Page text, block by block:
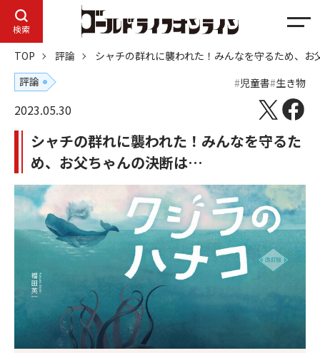
検索
メ
ニ
ュ
ー
TOP 評論
シャチの群れに襲われた！みんなを守るため、
評論
児童書 生き物
2023.05.30
シャチの群れに襲われた！みんなを守るた
め、お父ちゃんの決断は…